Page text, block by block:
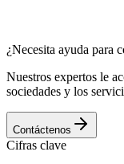
¿Necesita ayuda para
Nuestros expertos le
sociedades y los
Contáctenos
Cifras clave